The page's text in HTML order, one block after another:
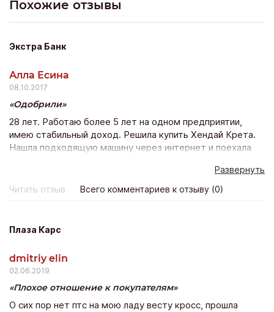
Похожие отзывы
Экстра Банк
Алла Есина
08.10.2017
Одобрили
28 лет. Работаю более 5 лет на одном предприятии,
имею стабильный доход. Решила купить Хендай Крета.
Нашла подходящую машину через интернет и поехала
из которых мне 4 отказали а 5 ответ так не пришел…
Тогда я в интернете опять же нашла Экстра банк и
даже не перезвонили. Предложили программу
кредитования на 5 лет со страховкой дсаго на авто (это
днем поехала и забрала желанный автомобиль.
Развернуть
Читать отзыв
Всего комментариев к отзыву (0)
Плаза Карс
dmitriy elin
02.06.2019
Плохое отношение к покупателям
О сих пор нет птс на мою ладу весту кросс, прошла